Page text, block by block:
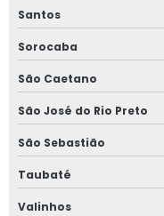
Projeto de iluminação
Projeto de iluminação
Projeto de instalações
Projeto de padrão de
Santos
Sorocaba
São Caetano
São José do Rio Preto
São Sebastião
Taubaté
Valinhos